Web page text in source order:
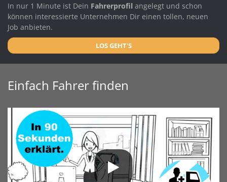
In nur 1 Minute ist Dein Fahrerprofil angelegt und schon
können interessierte Unternehmen Dir einen tollen, neuen
Job anbieten.
LOS GEHT'S
Einfach Fahrer finden